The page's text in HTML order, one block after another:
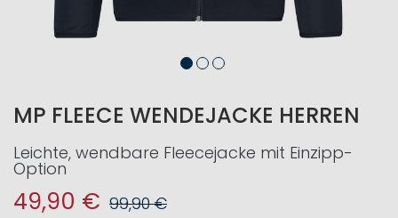
MP FLEECE WENDEJACKE HERREN
Leichte, wendbare Fleecejacke mit Einzipp-
Option
49,90 € 99,90 €